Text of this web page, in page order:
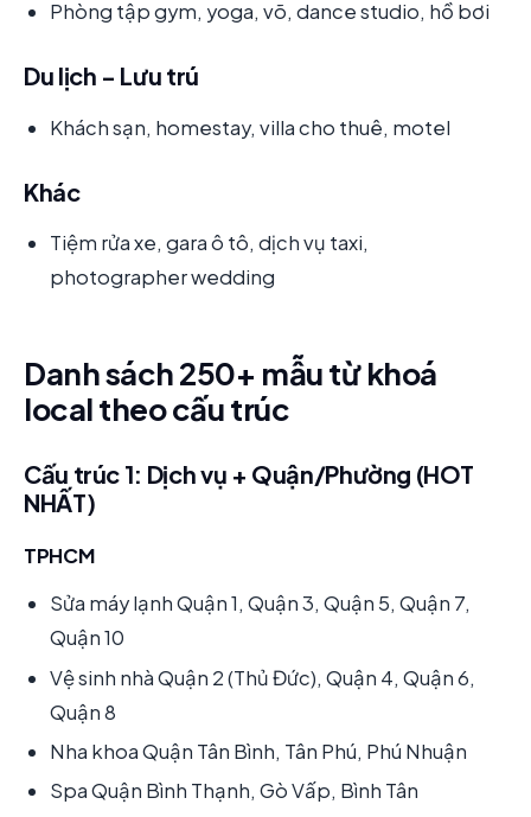
Phòng tập gym, yoga, võ, dance studio, hồ bơi
Du lịch - Lưu trú
Khách sạn, homestay, villa cho thuê, motel
Khác
Tiệm rửa xe, gara ô tô, dịch vụ taxi,
photographer wedding
Danh sách 250+ mẫu từ khoá
local theo cấu trúc
Cấu trúc 1: Dịch vụ + Quận/Phường (HOT
NHẤT)
TPHCM
Sửa máy lạnh Quận 1, Quận 3, Quận 5, Quận 7,
Quận 10
Vệ sinh nhà Quận 2 (Thủ Đức), Quận 4, Quận 6,
Quận 8
Nha khoa Quận Tân Bình, Tân Phú, Phú Nhuận
Spa Quận Bình Thạnh, Gò Vấp, Bình Tân